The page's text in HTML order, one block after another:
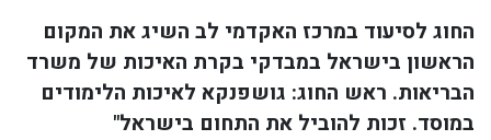
החוג לסיעוד במרכז האקדמי לב השיג את המקום
הראשון בישראל במבדקי בקרת האיכות של משרד
הבריאות. ראש החוג: גושפנקא לאיכות הלימודים
במוסד. זכות להוביל את התחום בישראל"